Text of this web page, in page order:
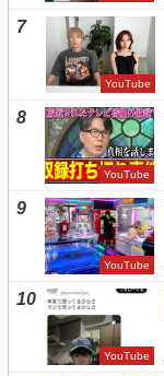
7
YouTube
8
YouTube
9
YouTube
10
YouTube